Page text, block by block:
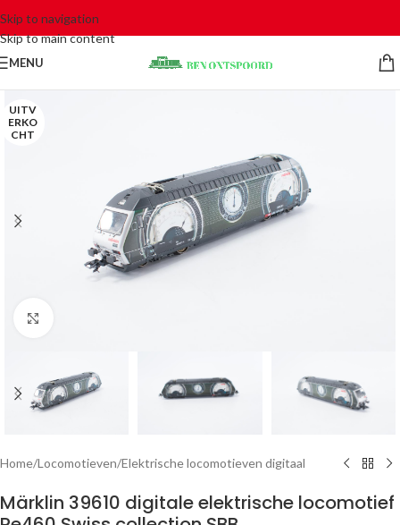
Skip to navigation
Skip to main content
MENU
UITV
ERKO
CHT
Home/Locomotieven/Elektrische locomotieven digitaal
Märklin 39610 digitale elektrische locomotief